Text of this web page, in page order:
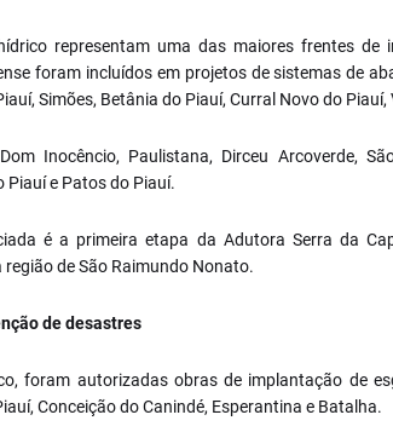
representam uma das maiores frentes de
foram incluídos em projetos de sistemas de
Simões, Betânia do Piauí, Curral Novo do
Inocêncio, Paulistana, Dirceu Arcoverde,
Piauí e Patos do Piauí.
é a primeira etapa da Adutora Serra da
de São Raimundo Nonato.
de desastres
foram autorizadas obras de implantação de
Conceição do Canindé, Esperantina e Batalha.